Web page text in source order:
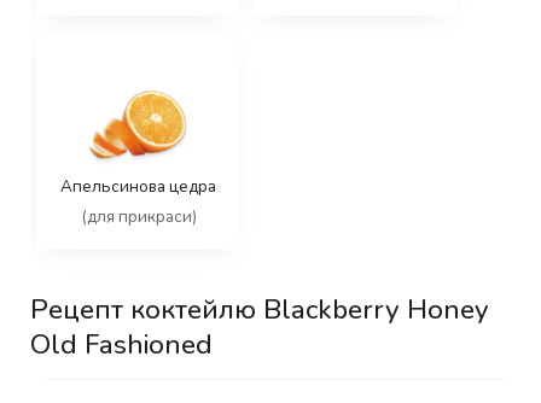
Апельсинова цедра
(для прикраси)
Рецепт коктейлю Blackberry Honey
Old Fashioned